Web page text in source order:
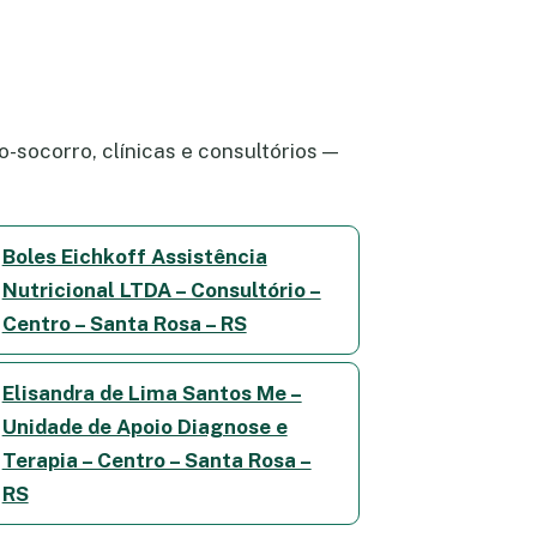
socorro, clínicas e consultórios —
Boles Eichkoff Assistência
Nutricional LTDA – Consultório –
Centro – Santa Rosa – RS
Elisandra de Lima Santos Me –
Unidade de Apoio Diagnose e
Terapia – Centro – Santa Rosa –
RS